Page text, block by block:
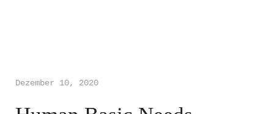
What words can´t say, a song
Dezember 10, 2020